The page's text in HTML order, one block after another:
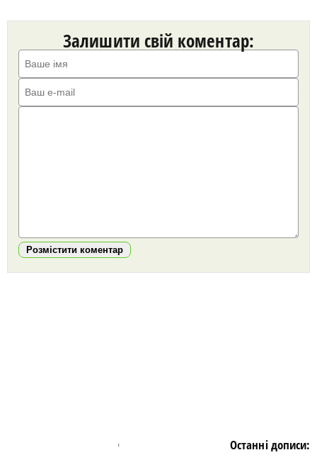
Залишити свій коментар:
Розмістити коментар
Останні дописи: